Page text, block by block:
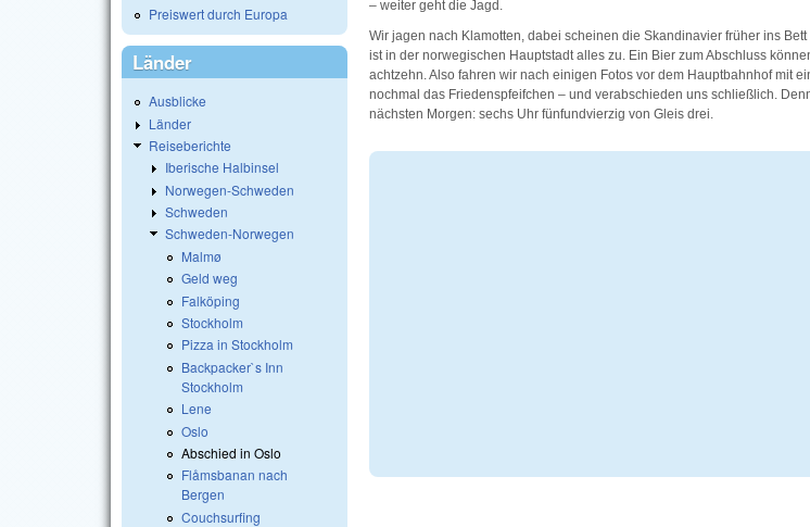
– weiter geht die Jagd.
Wir jagen nach Klamotten, dabei scheinen die Skandinavier früher ins
ist in der norwegischen Hauptstadt alles zu. Ein Bier zum Abschluss
achtzehn. Also fahren wir nach einigen Fotos vor dem Hauptbahnhof mit
nochmal das Friedenspfeifchen – und verabschieden uns schließlich.
nächsten Morgen: sechs Uhr fünfundvierzig von Gleis drei.
Preiswert durch Europa
Länder
Ausblicke
Länder
Reiseberichte
Iberische Halbinsel
Norwegen-Schweden
Schweden
Schweden-Norwegen
Malmø
Geld weg
Falköping
Stockholm
Pizza in Stockholm
Backpacker`s Inn
Stockholm
Lene
Oslo
Abschied in Oslo
Flåmsbanan nach
Bergen
Couchsurfing